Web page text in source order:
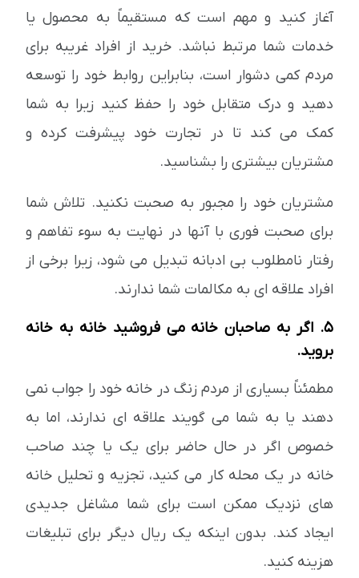
آغاز کنید و مهم است که مستقیماً به محصول یا
خدمات شما مرتبط نباشد. خرید از افراد غریبه برای
مردم کمی دشوار است، بنابراین روابط خود را توسعه
دهید و درک متقابل خود را حفظ کنید زیرا به شما
کمک می کند تا در تجارت خود پیشرفت کرده و
مشتریان بیشتری را بشناسید.
مشتریان خود را مجبور به صحبت نکنید. تلاش شما
برای صحبت فوری با آنها در نهایت به سوء تفاهم و
رفتار نامطلوب بی ادبانه تبدیل می شود، زیرا برخی از
افراد علاقه ای به مکالمات شما ندارند.
5. اگر به صاحبان خانه می فروشید خانه به خانه
بروید.
مطمئناً بسیاری از مردم زنگ در خانه خود را جواب نمی
دهند یا به شما می گویند علاقه ای ندارند، اما به
خصوص اگر در حال حاضر برای یک یا چند صاحب
خانه در یک محله کار می کنید، تجزیه و تحلیل خانه
های نزدیک ممکن است برای شما مشاغل جدیدی
ایجاد کند. بدون اینکه یک ریال دیگر برای تبلیغات
هزینه کنید.